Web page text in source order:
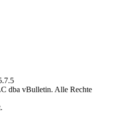
dba vBulletin. Alle Rechte